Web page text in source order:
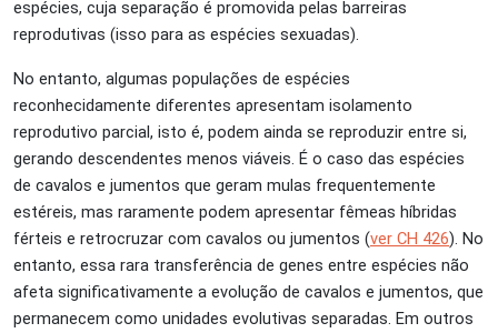
espécies, cuja separação é promovida pelas barreiras
reprodutivas (isso para as espécies sexuadas).
No entanto, algumas populações de espécies
reconhecidamente diferentes apresentam isolamento
reprodutivo parcial, isto é, podem ainda se reproduzir entre si,
gerando descendentes menos viáveis. É o caso das espécies
de cavalos e jumentos que geram mulas frequentemente
estéreis, mas raramente podem apresentar fêmeas híbridas
férteis e retrocruzar com cavalos ou jumentos (ver CH 426). No
entanto, essa rara transferência de genes entre espécies não
afeta significativamente a evolução de cavalos e jumentos, que
permanecem como unidades evolutivas separadas. Em outros